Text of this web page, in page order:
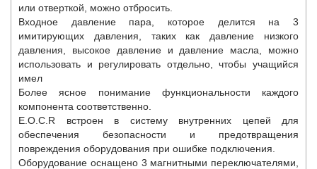
или отверткой, можно отбросить.
Входное давление пара, которое делится на 3
имитирующих давления, таких как давление низкого
давления, высокое давление и давление масла, можно
использовать и регулировать отдельно, чтобы учащийся
имел
Более ясное понимание функциональности каждого
компонента соответственно.
E.O.C.R встроен в систему внутренних цепей для
обеспечения безопасности и предотвращения
повреждения оборудования при ошибке подключения.
Оборудование оснащено 3 магнитными переключателями,